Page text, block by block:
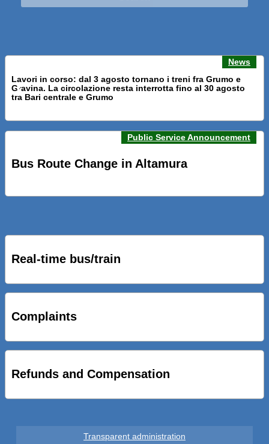
News
Lavori in corso: dal 3 agosto tornano i treni fra Grumo e
Gravina. La circolazione resta interrotta fino al 30 agosto
tra Bari centrale e Grumo
PRESENTATI A BARI NUOVI SERVIZI FALMAPS E LIVECHAT.
IL TUO BUS ED IL TUO TRENO
CICLOPEDONALE FAL CONSEGNA ALLA CITTA’ LE NOVE
OPERE DEL PROGETTO
AL VIA SERVIZIO DI BIKE SHARING A POTENZA CON
VAIMOO PER UTENTI FAL SCONTI SULL’UTILIZZO DELLE
Previous news Next
Public Service Announcement
Bus Route Change in Altamura
Real-time bus/train
Complaints
Refunds and Compensation
Transparent administration